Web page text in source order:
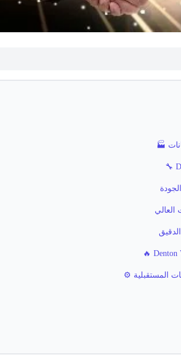
🏭
المستقبلية ⚙️